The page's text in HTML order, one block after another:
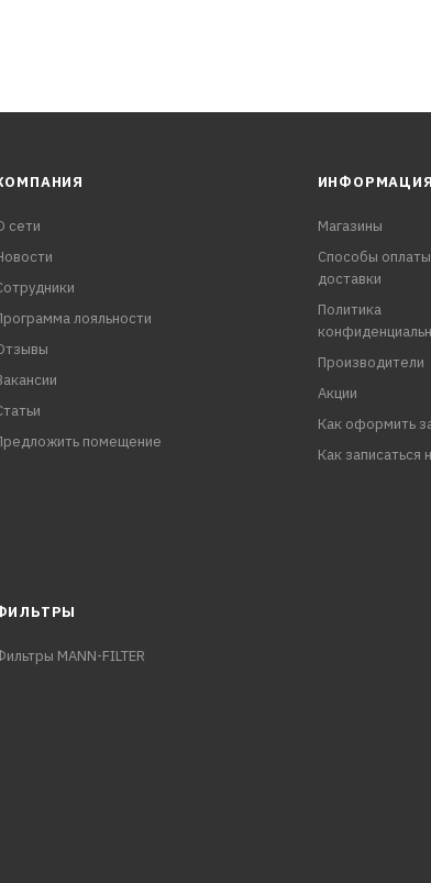
сети
лояльности
помещение
ИНФОРМАЦИЯ
Магазины
Способы
доставки
Политика
Производители
Акции
Как оформить
Как записаться
MANN-FILTER